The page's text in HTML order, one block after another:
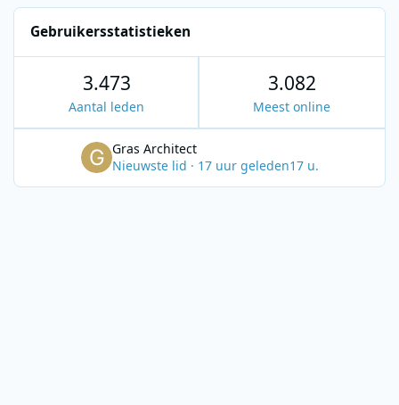
Gebruikersstatistieken
3.473
Aantal leden
3.082
Meest online
Gras Architect
Nieuwste lid · 17 uur geleden17 u.